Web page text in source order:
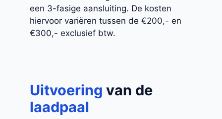
een 3-fasige aansluiting. De kosten
hiervoor variëren tussen de €200,- en
€300,- exclusief btw.
Uitvoering van de
laadpaal